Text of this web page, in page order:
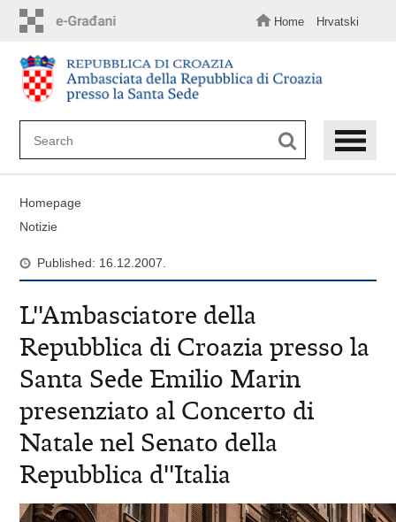
content
Home Hrvatski
Homepage
Notizie
Published: 16.12.2007.
L''Ambasciatore della
Repubblica di Croazia presso la
Santa Sede Emilio Marin
presenziato al Concerto di
Natale nel Senato della
Repubblica d''Italia